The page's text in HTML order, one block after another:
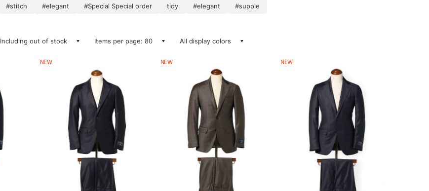
#stitch #elegant #Special Special order tidy #elegant #supple
Including out of stock Items per page: 80 All display colors
NEW NEW NEW